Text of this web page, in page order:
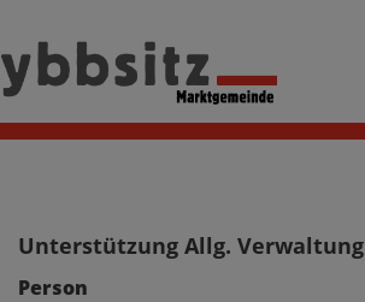
Unterstützung Allg. Verwaltung
Person